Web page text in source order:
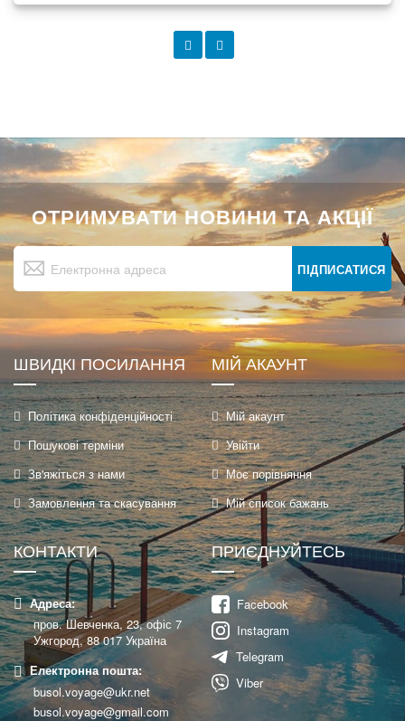
ОТРИМУВАТИ НОВИНИ ТА АКЦІЇ
Підпишіться
на
нашу
новин:
ПІДПИСАТИСЯ
ШВИДКІ ПОСИЛАННЯ
Політика конфіденційності
Пошукові терміни
Зв'яжіться з нами
Замовлення та скасування
МІЙ АКАУНТ
Мій акаунт
Увійти
Моє порівняння
Мій список бажань
КОНТАКТИ
Адреса:
пров. Шевченка, 23, офіс 7
Ужгород, 88 017 Україна
Електронна пошта:
busol.voyage@ukr.net
busol.voyage@gmail.com
ПРИЄДНУЙТЕСЬ
Facebook
Instagram
Telegram
Viber